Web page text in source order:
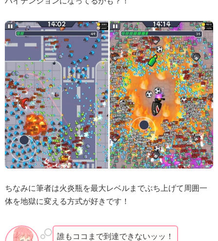
ちなみに筆者は火炎瓶を最大レベルまでぶち上げて周囲一
体を地獄に変える方式が好きです！
誰もココまで到達できないッッ！